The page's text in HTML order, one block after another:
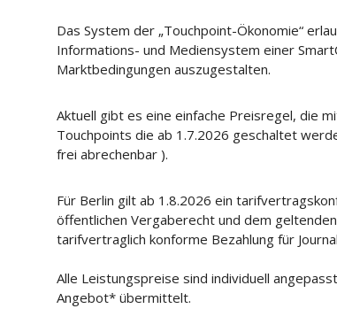
Das System der „Touchpoint-Ökonomie“
Informations- und Mediensystem einer
Marktbedingungen auszugestalten.
Aktuell gibt es eine einfache Preisregel, die
Touchpoints die ab 1.7.2026 geschaltet
frei abrechenbar ).
Für Berlin gilt ab 1.8.2026 ein
öffentlichen Vergaberecht und dem
tarifvertraglich konforme Bezahlung für
Alle Leistungspreise sind individuell
Angebot* übermittelt.